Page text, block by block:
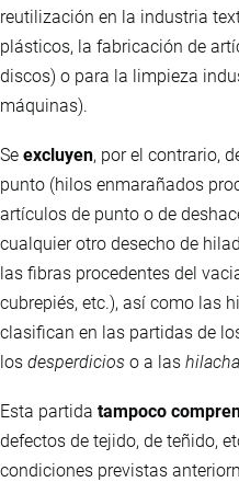
reutilización en la industria
plásticos, la fabricación de
discos) o para la limpieza
máquinas).
Se excluyen, por el contrario,
punto (hilos enmarañados
artículos de punto o de
cualquier otro desecho de
las fibras procedentes del
cubrepiés, etc.), así como las
clasifican en las partidas de
los desperdicios o a las
Esta partida tampoco
defectos de tejido, de teñido,
condiciones previstas